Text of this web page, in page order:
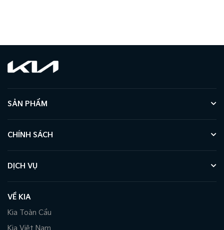
SẢN PHẨM
CHÍNH SÁCH
DỊCH VỤ
VỀ KIA
Kia Toàn Cầu
Kia Việt Nam